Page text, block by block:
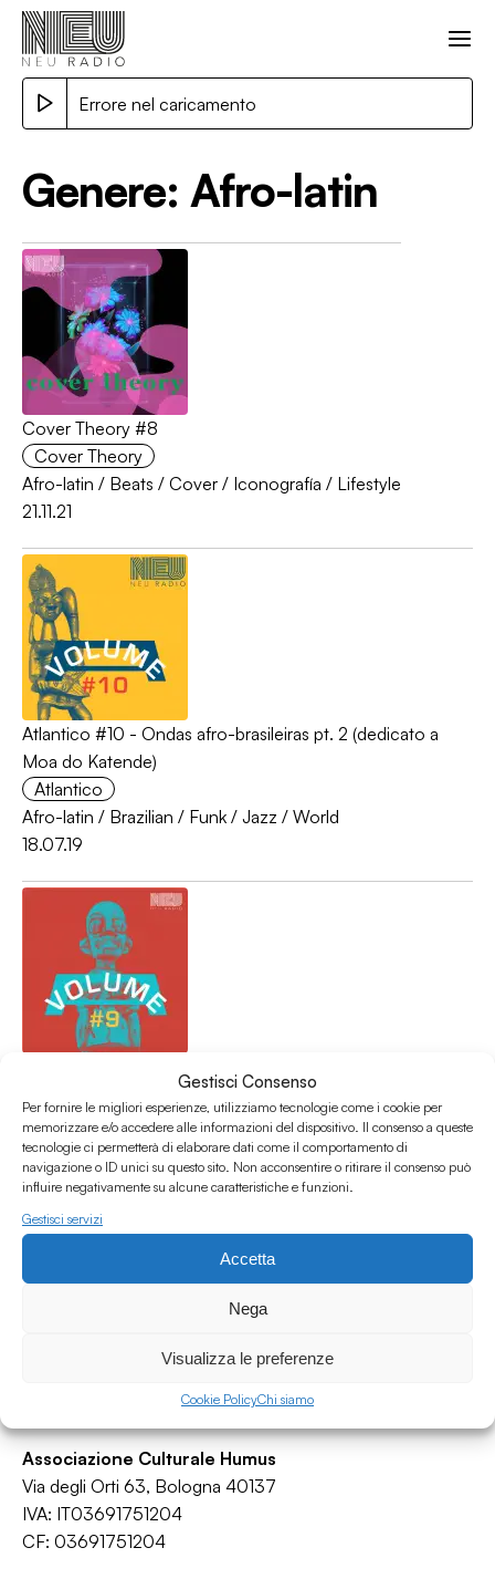
Gestisci Consenso
Per fornire le migliori esperienze, utilizziamo tecnologie come i cookie per
memorizzare e/o accedere alle informazioni del dispositivo. Il consenso a queste
tecnologie ci permetterà di elaborare dati come il comportamento di
navigazione o ID unici su questo sito. Non acconsentire o ritirare il consenso può
influire negativamente su alcune caratteristiche e funzioni.
Gestisci servizi
Accetta
Nega
Visualizza le preferenze
Cookie PolicyChi siamo
Errore nel caricamento
Genere: Afro-latin
Cover Theory #8
Cover Theory
Afro-latin / Beats / Cover / Iconografía / Lifestyle
21.11.21
Atlantico #10 - Ondas afro-brasileiras pt. 2 (dedicato a
Moa do Katende)
Atlantico
Afro-latin / Brazilian / Funk / Jazz / World
18.07.19
Atlantico
Afro-latin /Brazilian /Funk/Jazz/World
03.07.19
Associazione Culturale Humus
Via degli Orti 63, Bologna 40137
IVA: IT03691751204
CF: 03691751204